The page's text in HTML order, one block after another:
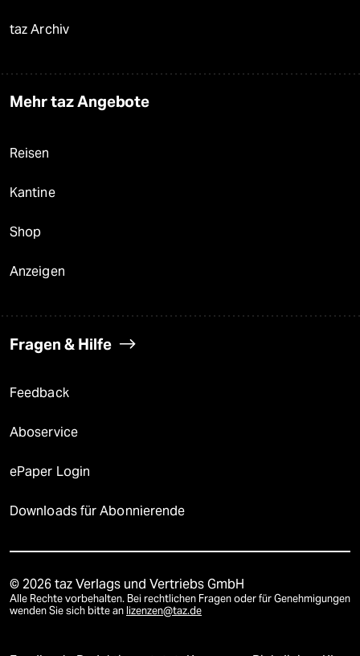
taz Archiv
Mehr taz Angebote
Reisen
Kantine
Shop
Anzeigen
Fragen & Hilfe
Feedback
Aboservice
ePaper Login
Downloads für Abonnierende
© 2026 taz Verlags und Vertriebs GmbH
Alle Rechte vorbehalten. Bei rechtlichen Fragen oder für Genehmigungen
wenden Sie sich bitte an lizenzen@taz.de